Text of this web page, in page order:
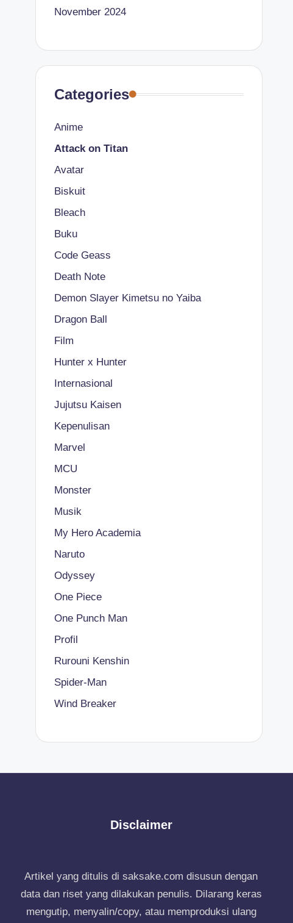
November 2024
Categories
Anime
Attack on Titan
Avatar
Biskuit
Bleach
Buku
Code Geass
Death Note
Demon Slayer Kimetsu no Yaiba
Dragon Ball
Film
Hunter x Hunter
Internasional
Jujutsu Kaisen
Kepenulisan
Marvel
MCU
Monster
Musik
My Hero Academia
Naruto
Odyssey
One Piece
One Punch Man
Profil
Rurouni Kenshin
Spider-Man
Wind Breaker
Disclaimer
Artikel yang ditulis di saksake.com disusun dengan
data dan riset yang dilakukan penulis. Dilarang keras
mengutip, menyalin/copy, atau memproduksi ulang